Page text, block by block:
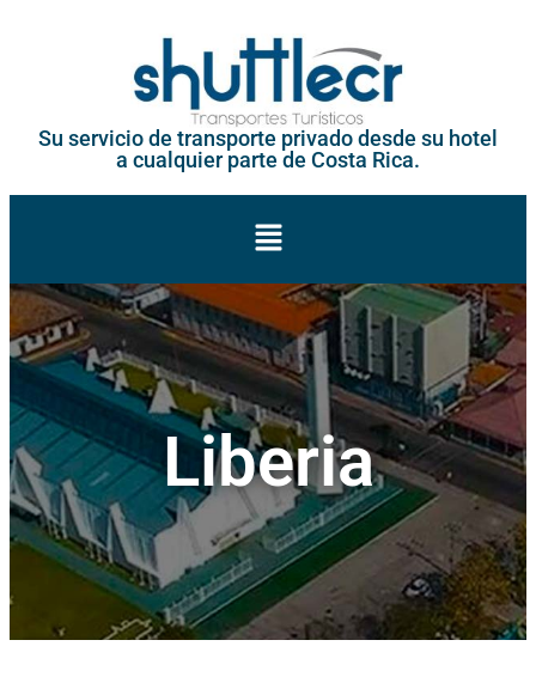
Su servicio de transporte privado desde su hotel
a cualquier parte de Costa Rica.
Liberia